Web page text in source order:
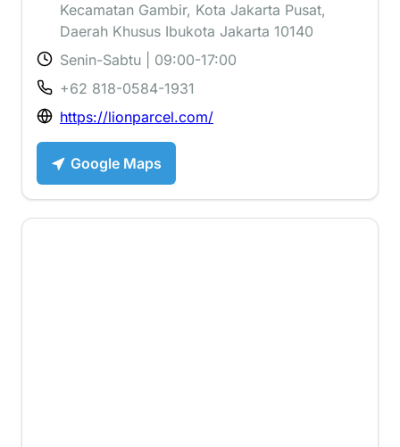
Kecamatan Gambir, Kota Jakarta Pusat,
Daerah Khusus Ibukota Jakarta 10140
Senin-Sabtu | 09:00-17:00
+62 818-0584-1931
https://lionparcel.com/
Google Maps